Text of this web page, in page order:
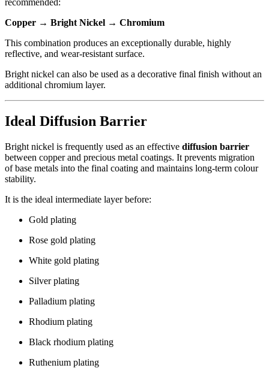
Copper → Bright Nickel → Chromium
This combination produces an exceptionally durable, highly
reflective, and wear-resistant surface.
Bright nickel can also be used as a decorative final finish without an
additional chromium layer.
Ideal Diffusion Barrier
Bright nickel is frequently used as an effective diffusion barrier
between copper and precious metal coatings. It prevents migration
of base metals into the final coating and maintains long-term colour
stability.
It is the ideal intermediate layer before:
Gold plating
Rose gold plating
White gold plating
Silver plating
Palladium plating
Rhodium plating
Black rhodium plating
Ruthenium plating